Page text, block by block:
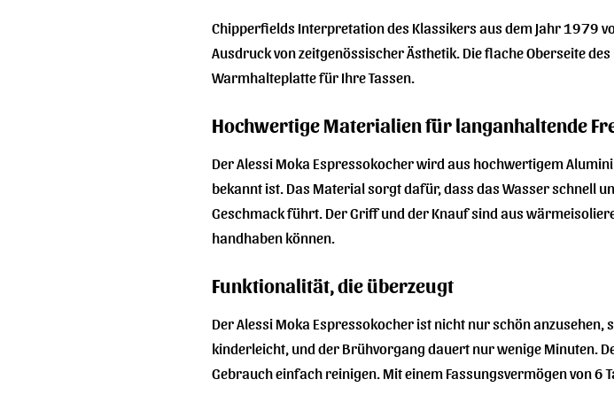
Chipperfields Interpretation des Klassikers aus dem Jahr 1979
Ausdruck von zeitgenössischer Ästhetik. Die flache Oberseite
Warmhalteplatte für Ihre Tassen.
Hochwertige Materialien für langanhaltende
Der Alessi Moka Espressokocher wird aus hochwertigem
bekannt ist. Das Material sorgt dafür, dass das Wasser schnell
Geschmack führt. Der Griff und der Knauf sind aus
handhaben können.
Funktionalität, die überzeugt
Der Alessi Moka Espressokocher ist nicht nur schön
kinderleicht, und der Brühvorgang dauert nur wenige Minuten.
Gebrauch einfach reinigen. Mit einem Fassungsvermögen von 6